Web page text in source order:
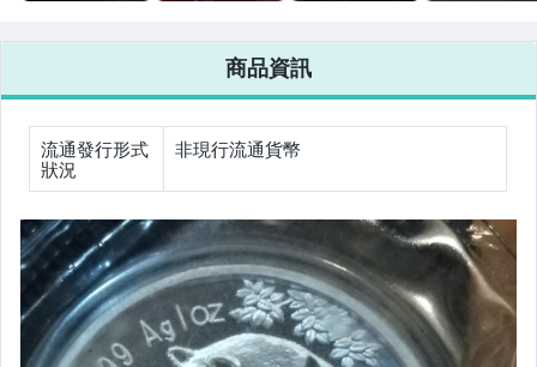
商品資訊
流通發行形式
狀況
非現行流通貨幣